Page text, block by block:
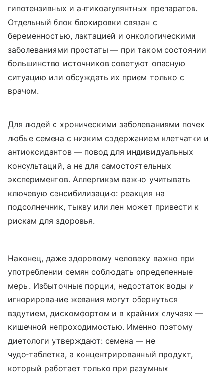
гипотензивных и антикоагулянтных препаратов.
Отдельный блок блокировки связан с
беременностью, лактацией и онкологическими
заболеваниями простаты — при таком состоянии
большинство источников советуют опасную
ситуацию или обсуждать их прием только с
врачом.
Для людей с хроническими заболеваниями почек
любые семена с низким содержанием клетчатки и
антиоксидантов — повод для индивидуальных
консультаций, а не для самостоятельных
экспериментов. Аллергикам важно учитывать
ключевую сенсибилизацию: реакция на
подсолнечник, тыкву или лен может привести к
рискам для здоровья.
Наконец, даже здоровому человеку важно при
употреблении семян соблюдать определенные
меры. Избыточные порции, недостаток воды и
игнорирование жевания могут обернуться
вздутием, дискомфортом и в крайних случаях —
кишечной непроходимостью. Именно поэтому
диетологи утверждают: семена — не
чудо‑таблетка, а концентрированный продукт,
который работает только при разумных